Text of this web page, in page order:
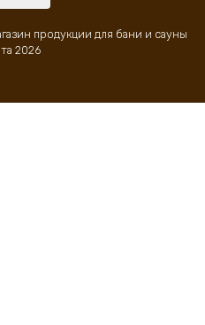
продукции для бани и сауны
2026